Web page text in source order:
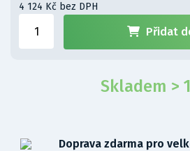
4 124 Kč bez DPH
Přidat
Skladem >
Doprava zdarma pro